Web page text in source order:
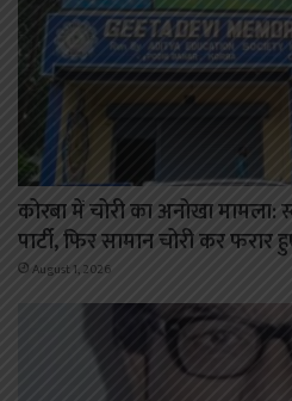
कोरबा में चोरी का अनोखा
पार्टी, फिर सामान चोरी कर फरार
August 1, 2026